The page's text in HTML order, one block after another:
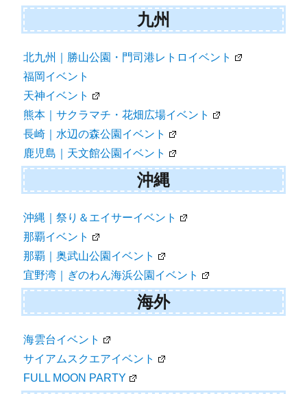
九州
北九州｜勝山公園・門司港レトロイベント
福岡イベント
天神イベント
熊本｜サクラマチ・花畑広場イベント
長崎｜水辺の森公園イベント
鹿児島｜天文館公園イベント
沖縄
沖縄｜祭り＆エイサーイベント
那覇イベント
那覇｜奥武山公園イベント
宜野湾｜ぎのわん海浜公園イベント
海外
海雲台イベント
サイアムスクエアイベント
FULL MOON PARTY